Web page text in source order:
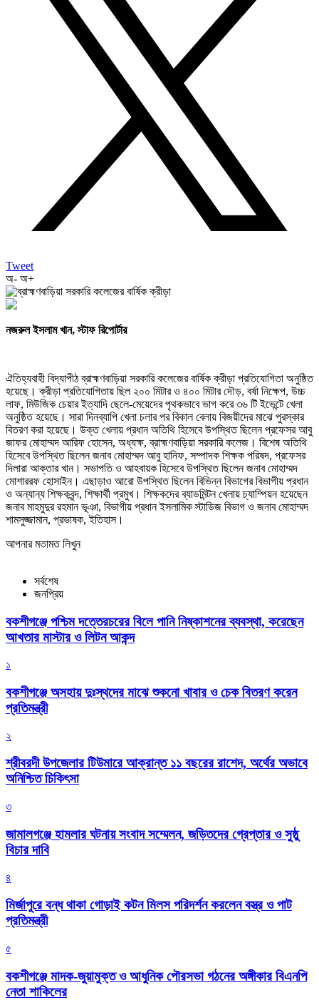
Tweet
অ- অ+
নজরুল ইসলাম খান, স্টাফ রিপোর্টার
ঐতিহ্যবাহী বিদ্যাপীঠ ব্রাহ্মণবাড়িয়া সরকারি কলেজের বার্ষিক ক্রীড়া প্রতিযোগিতা অনুষ্ঠিত
হয়েছে। ক্রীড়া প্রতিযোগিতায় ছিল ২০০ মিটার ও ৪০০ মিটার দৌড়, বর্ষা নিক্ষেপ, উচ্চ
লাফ, মিউজিক চেয়ার ইত্যাদি ছেলে-মেয়েদের পৃথকভাবে ভাগ করে ৩৬ টি ইভেন্টে খেলা
অনুষ্ঠিত হয়েছে। সারা দিনব্যাপি খেলা চলার পর বিকাল বেলায় বিজয়ীদের মাঝে পুরস্কার
বিতরণ করা হয়েছে। উক্ত খেলায় প্রধান অতিথি হিসেবে উপস্থিত ছিলেন প্রফেসর আবু
জাফর মোহাম্মদ আরিফ হোসেন, অধ্যক্ষ, ব্রাহ্মণবাড়িয়া সরকারি কলেজ। বিশেষ অতিথি
হিসেবে উপস্থিত ছিলেন জনাব মোহাম্মদ আবু হানিফ, সম্পাদক শিক্ষক পরিষদ, প্রফেসর
দিলারা আক্তার খান। সভাপতি ও আহবায়ক হিসেবে উপস্থিত ছিলেন জনাব মোহাম্মদ
মোশাররফ হোসাইন। এছাড়াও আরো উপস্থিত ছিলেন বিভিন্ন বিভাগের বিভাগীয় প্রধান
ও অন্যান্য শিক্ষকবৃন্দ, শিক্ষার্থী প্রমুখ। শিক্ষকদের ব্যাডমিন্টন খেলায় চ্যাম্পিয়ন হয়েছেন
জনাব মাহমুদুর রহমান ভূঞা, বিভাগীয় প্রধান ইসলামিক স্টাডিজ বিভাগ ও জনাব মোহাম্মদ
শামসুজ্জামান, প্রভাষক, ইতিহাস।
আপনার মতামত লিখুন
সর্বশেষ
জনপ্রিয়
বকশীগঞ্জে পশ্চিম দত্তেরচরের বিলে পানি নিষ্কাশনের ব্যবস্থা, করেছেন
আখতার মাস্টার ও লিটন আকন্দ
১
বকশীগঞ্জে অসহায় দুঃস্থদের মাঝে শুকনো খাবার ও চেক বিতরণ করেন
প্রতিমন্ত্রী
২
শ্রীবরদী উপজেলার টিউমারে আক্রান্ত ১১ বছরের রাশেদ, অর্থের অভাবে
অনিশ্চিত চিকিৎসা
৩
জামালগঞ্জে হামলার ঘটনায় সংবাদ সম্মেলন, জড়িতদের গ্রেপ্তার ও সুষ্ঠু
বিচার দাবি
৪
মির্জাপুরে বন্ধ থাকা গোড়াই কটন মিলস পরিদর্শন করলেন বস্ত্র ও পাট
প্রতিমন্ত্রী
৫
বকশীগঞ্জে মাদক-জুয়ামুক্ত ও আধুনিক পৌরসভা গঠনের অঙ্গীকার বিএনপি
নেতা শাকিলের